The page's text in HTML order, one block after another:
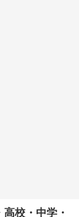
校・中学・